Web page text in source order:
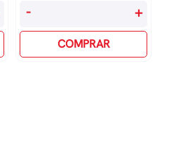
Histórias
Esopo
- +
COMPRAR